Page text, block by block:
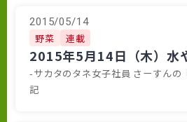
2015/05/14
野菜 連載
2015年5月14日（木）水
-サカタのタネ女子社員 さーすんの
記